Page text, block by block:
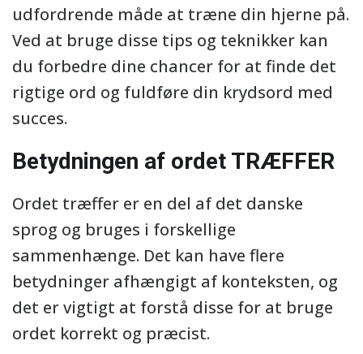
udfordrende måde at træne din hjerne på.
Ved at bruge disse tips og teknikker kan
du forbedre dine chancer for at finde det
rigtige ord og fuldføre din krydsord med
succes.
Betydningen af ordet TRÆFFER
Ordet træffer er en del af det danske
sprog og bruges i forskellige
sammenhænge. Det kan have flere
betydninger afhængigt af konteksten, og
det er vigtigt at forstå disse for at bruge
ordet korrekt og præcist.